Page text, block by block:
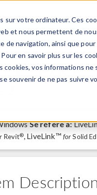
sur votre ordinateur. Ces
et nous permettent de
de navigation, ainsi que
en savoir plus sur les
cookies, vos informations
souvenir de ne pas suivre
for CAD
Se réfère à:
Revit®, LiveLink™ forSolid